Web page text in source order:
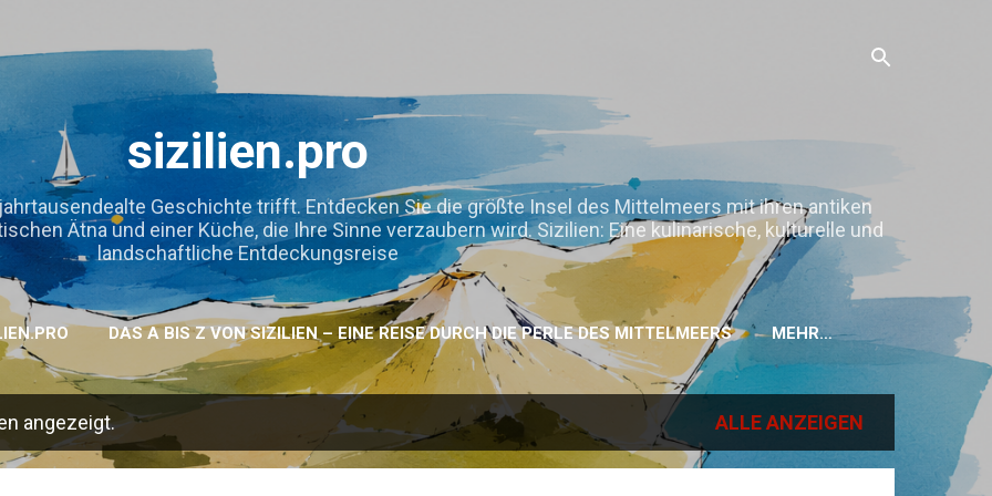
sizilien.pro
Geschichte trifft. Entdecken Sie die größte Insel des Mittelmeers mit ihren antiken
Ätna und einer Küche, die Ihre Sinne verzaubern wird. Sizilien: Eine kulinarische, kulturelle und
landschaftliche Entdeckungsreise
DAS A BIS Z VON SIZILIEN – EINE REISE DURCH DIE PERLE DES MITTELMEERS MEHR…
angezeigt. ALLE ANZEIGEN